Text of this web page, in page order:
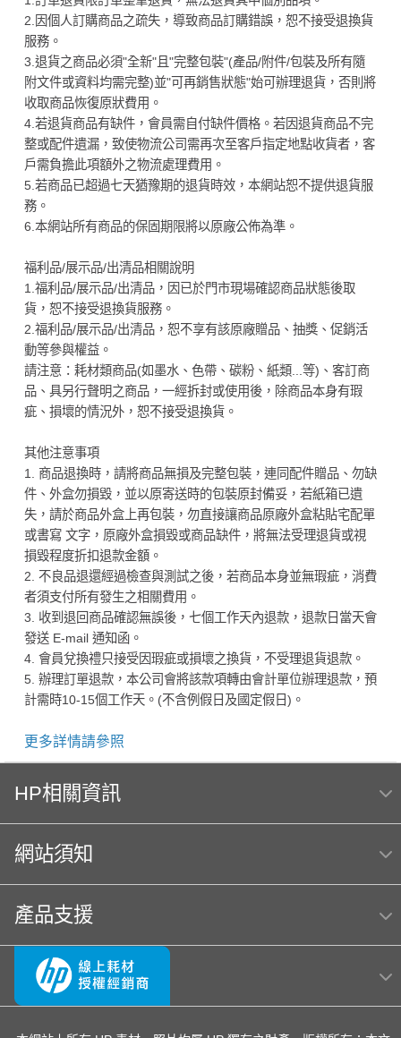
2.因個人訂購商品之疏失，導致商品訂購錯誤，恕不接受退換貨
服務。
3.退貨之商品必須"全新"且"完整包裝"(產品/附件/包裝及所有隨
附文件或資料均需完整)並"可再銷售狀態"始可辦理退貨，否則將
收取商品恢復原狀費用。
4.若退貨商品有缺件，會員需自付缺件價格。若因退貨商品不完
整或配件遺漏，致使物流公司需再次至客戶指定地點收貨者，客
戶需負擔此項額外之物流處理費用。
5.若商品已超過七天猶豫期的退貨時效，本網站恕不提供退貨服
務。
6.本網站所有商品的保固期限將以原廠公佈為準。
福利品/展示品/出清品相關說明
1.福利品/展示品/出清品，因已於門市現場確認商品狀態後取
貨，恕不接受退換貨服務。
2.福利品/展示品/出清品，恕不享有該原廠贈品、抽獎、促銷活
動等參與權益。
請注意：耗材類商品(如墨水、色帶、碳粉、紙類...等)、客訂商
品、具另行聲明之商品，一經拆封或使用後，除商品本身有瑕
疵、損壞的情況外，恕不接受退換貨。
其他注意事項
1. 商品退換時，請將商品無損及完整包裝，連同配件贈品、勿缺
件、外盒勿損毀，並以原寄送時的包裝原封備妥，若紙箱已遺
失，請於商品外盒上再包裝，勿直接讓商品原廠外盒粘貼宅配單
或書寫 文字，原廠外盒損毀或商品缺件，將無法受理退貨或視
損毀程度折扣退款金額。
2. 不良品退還經過檢查與測試之後，若商品本身並無瑕疵，消費
者須支付所有發生之相關費用。
3. 收到退回商品確認無誤後，七個工作天內退款，退款日當天會
發送 E-mail 通知函。
4. 會員兌換禮只接受因瑕疵或損壞之換貨，不受理退貨退款。
5. 辦理訂單退款，本公司會將該款項轉由會計單位辦理退款，預
計需時10-15個工作天。(不含例假日及國定假日)。
更多詳情請參照
HP相關資訊
網站須知
產品支援